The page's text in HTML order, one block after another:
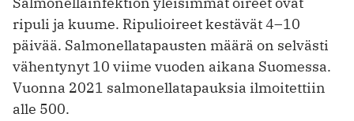
ripuli ja kuume. Ripulioireet kestävät 4–10
päivää. Salmonellatapausten määrä on selvästi
vähentynyt 10 viime vuoden aikana Suomessa.
Vuonna 2021 salmonellatapauksia ilmoitettiin
alle 500.